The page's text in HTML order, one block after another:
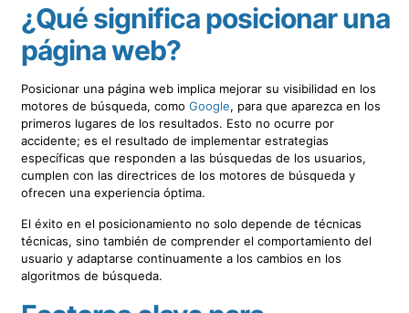
¿Qué significa posicionar una
página web?
Posicionar una página web implica mejorar su visibilidad en los
motores de búsqueda, comoGoogle, para que aparezca en los
primeros lugares de los resultados. Esto no ocurre por
accidente; es el resultado de implementar estrategias
específicas que responden a las búsquedas de los usuarios,
cumplen con las directrices de los motores de búsqueda y
ofrecen una experiencia óptima.
El éxito en el posicionamiento no solo depende de técnicas
técnicas, sino también de comprender el comportamiento del
usuario y adaptarse continuamente a los cambios en los
algoritmos de búsqueda.